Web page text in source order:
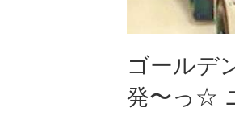
ゴールデ
発〜っ☆